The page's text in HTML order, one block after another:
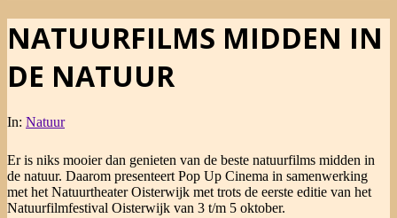
NATUURFILMS MIDDEN IN
DE NATUUR
In: Natuur
Er is niks mooier dan genieten van de beste natuurfilms midden in
de natuur. Daarom presenteert Pop Up Cinema in samenwerking
met het Natuurtheater Oisterwijk met trots de eerste editie van het
Natuurfilmfestival Oisterwijk van 3 t/m 5 oktober.